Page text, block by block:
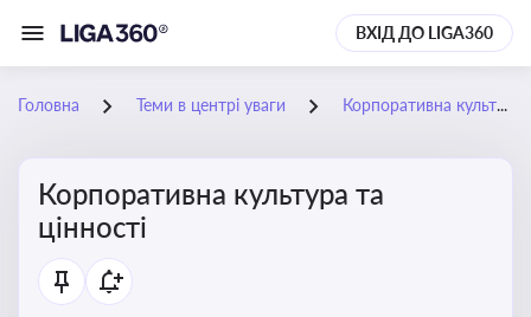
ВХІД ДО LIGA360
Головна Теми в центрі уваги Корпоративна культура та цінності
Корпоративна культура та
цінності